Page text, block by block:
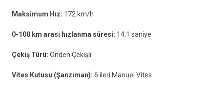
Maksimum Hız: 172 km/h
0-100 km arası hızlanma süresi: 14.1 saniye
Çekiş Türü: Önden Çekişli
Vites Kutusu (Şanzıman): 6 ileri Manuel Vites